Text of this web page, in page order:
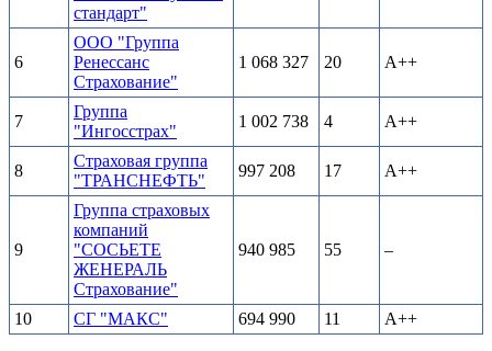
стандарт"
6
ООО "Группа
Ренессанс
Страхование"
1 068 327 20 A++
7
Группа
"Ингосстрах"
1 002 738 4 A++
8
Страховая группа
"ТРАНСНЕФТЬ"
997 208 17 A++
9
Группа страховых
компаний
"СОСЬЕТЕ
ЖЕНЕРАЛЬ
Страхование"
940 985 55 –
10 СГ "МАКС" 694 990 11 A++